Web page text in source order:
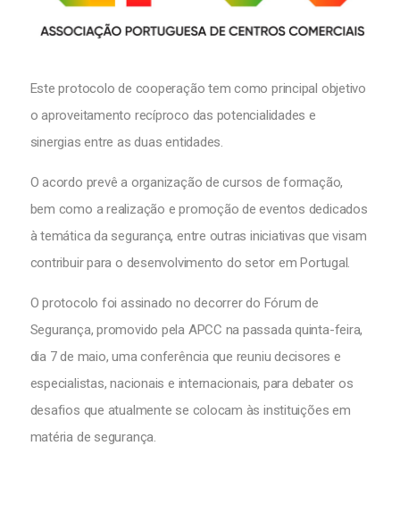
Este protocolo de cooperação tem como principal objetivo
o aproveitamento recíproco das potencialidades e
sinergias entre as duas entidades.
O acordo prevê a organização de cursos de formação,
bem como a realização e promoção de eventos dedicados
à temática da segurança, entre outras iniciativas que visam
contribuir para o desenvolvimento do setor em Portugal.
O protocolo foi assinado no decorrer do Fórum de
Segurança, promovido pela APCC na passada quinta-feira,
dia 7 de maio, uma conferência que reuniu decisores e
especialistas, nacionais e internacionais, para debater os
desafios que atualmente se colocam às instituições em
matéria de segurança.